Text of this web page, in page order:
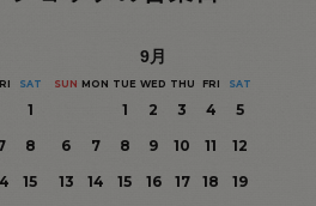
SAT
1
8
15
9月
SUN MON TUE WED THU FRI SAT
1 2 3 4
5
6
7 8 9 10 11
12
13
14 15 16 17 18
19